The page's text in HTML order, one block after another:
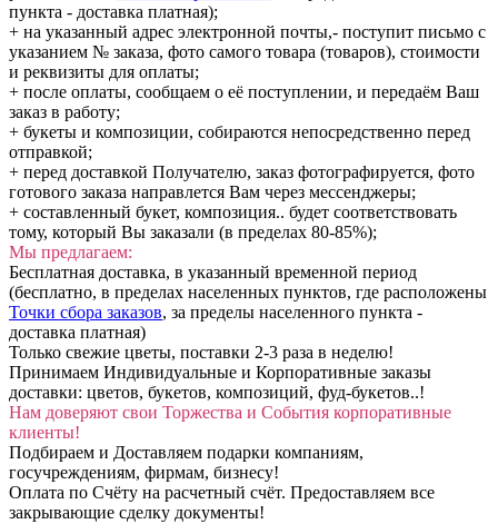
пункта - доставка платная);
+ на указанный адрес электронной почты,- поступит письмо с
указанием № заказа, фото самого товара (товаров), стоимости
и реквизиты для оплаты;
+ после оплаты, сообщаем о её поступлении, и передаём Ваш
заказ в работу;
+ букеты и композиции, собираются непосредственно перед
отправкой;
+ перед доставкой Получателю, заказ фотографируется, фото
готового заказа направлется Вам через мессенджеры;
+ составленный букет, композиция.. будет соответствовать
тому, который Вы заказали (в пределах 80-85%);
Мы предлагаем:
Бесплатная доставка, в указанный временной период
(бесплатно, в пределах населенных пунктов, где расположены
Точки сбора заказов, за пределы населенного пункта -
доставка платная)
Только свежие цветы, поставки 2-3 раза в неделю!
Принимаем Индивидуальные и Корпоративные заказы
доставки: цветов, букетов, композиций, фуд-букетов..!
Нам доверяют свои Торжества и События корпоративные
клиенты!
Подбираем и Доставляем подарки компаниям,
госучреждениям, фирмам, бизнесу!
Оплата по Счёту на расчетный счёт. Предоставляем все
закрывающие сделку документы!